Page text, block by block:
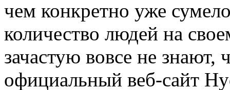
чем конкретно уже
количество людей на
зачастую вовсе не знают,
официальный веб-сайт